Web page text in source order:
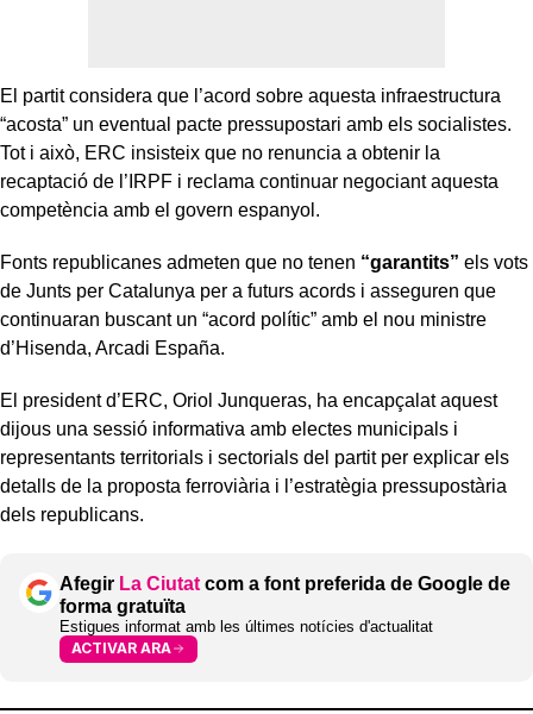
El partit considera que l’acord sobre aquesta infraestructura
“acosta” un eventual pacte pressupostari amb els socialistes.
Tot i això, ERC insisteix que no renuncia a obtenir la
recaptació de l’IRPF i reclama continuar negociant aquesta
competència amb el govern espanyol.
Fonts republicanes admeten que no tenen “garantits” els vots
de Junts per Catalunya per a futurs acords i asseguren que
continuaran buscant un “acord polític” amb el nou ministre
d’Hisenda, Arcadi España.
El president d’ERC, Oriol Junqueras, ha encapçalat aquest
dijous una sessió informativa amb electes municipals i
representants territorials i sectorials del partit per explicar els
detalls de la proposta ferroviària i l’estratègia pressupostària
dels republicans.
Afegir La Ciutat com a font preferida de Google de
forma gratuïta
Estigues informat amb les últimes notícies d'actualitat
ACTIVAR ARA